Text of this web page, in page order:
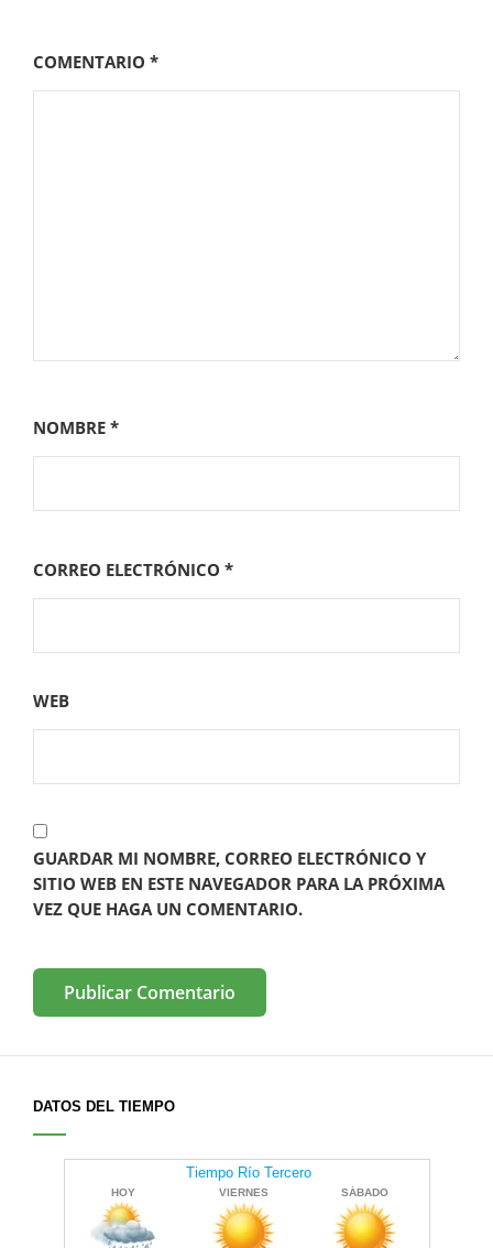
COMENTARIO *
NOMBRE *
CORREO ELECTRÓNICO *
WEB
GUARDAR MI NOMBRE, CORREO ELECTRÓNICO Y
SITIO WEB EN ESTE NAVEGADOR PARA LA PRÓXIMA
VEZ QUE HAGA UN COMENTARIO.
DATOS DEL TIEMPO